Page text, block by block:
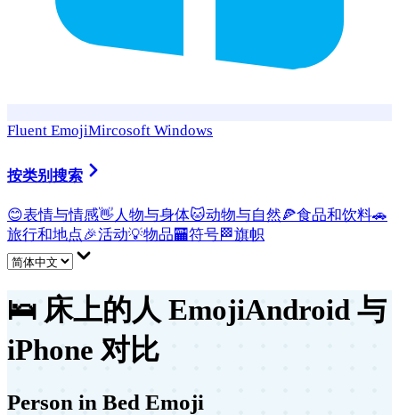
Fluent EmojiMircosoft Windows
按类别搜索
😊表情与情感👋 人物与身体🐱动物与自然🍕食品和饮料🚗
旅行和地点🎉活动💡物品🏧符号🏁旗帜
🛌 床上的人 EmojiAndroid 与
iPhone 对比
Person in Bed Emoji